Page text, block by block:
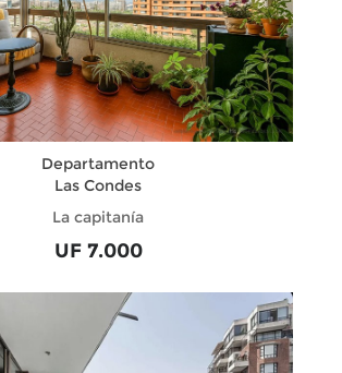
Departamento
Las Condes
La capitanía
UF 7.000